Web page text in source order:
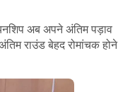
अब अपने अंतिम पड़ाव
राउंड बेहद रोमांचक होने